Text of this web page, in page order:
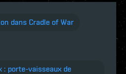
dans Cradle of War
: porte-vaisseaux de